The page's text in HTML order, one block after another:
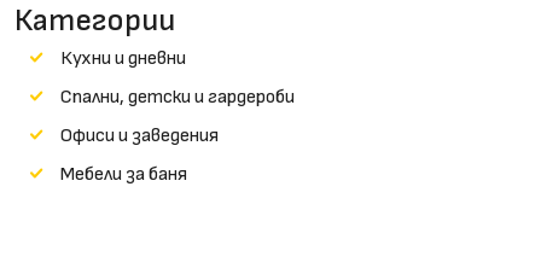
Категории
Кухни и дневни
Cпални, детски и гардероби
Офиси и заведения
Мебели за баня